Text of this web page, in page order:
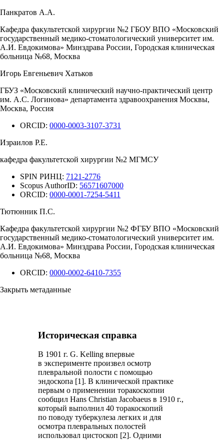
Панкратов А.А.
Кафедра факультетской хирургии №2 ГБОУ ВПО «Московский
государственный медико-стоматологический университет им.
А.И. Евдокимова» Минздрава России, Городская клиническая
больница №68, Москва
Игорь Евгеньевич Хатьков
ГБУЗ «Московский клинический научно-практический центр
им. А.С. Логинова» департамента здравоохранения Москвы,
Москва, Россия
ORCID: 0000-0003-3107-3731
Израилов Р.Е.
кафедра факультетской хирургии №2 МГМСУ
SPIN РИНЦ: 7121-2776
Scopus AuthorID: 56571607000
ORCID: 0000-0001-7254-5411
Тютюнник П.С.
Кафедра факультетской хирургии №2 ФГБУ ВПО «Московский
государственный медико-стоматологический университет им.
А.И. Евдокимова» Минздрава России, Городская клиническая
больница №68, Москва
ORCID: 0000-0002-6410-7355
Закрыть метаданные
Историческая справка
В 1901 г. G. Kelling впервые
в эксперименте произвел осмотр
плевральной полости с помощью
эндоскопа [1]. В клинической практике
первым о применении торакоскопии
сообщил Hans Christian Jacobaeus в 1910 г.,
который выполнил 40 торакоскопий
по поводу туберкулеза легких и для
осмотра плевральных полостей
использовал цистоскоп [2]. Одними